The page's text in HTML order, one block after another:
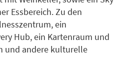
Essbereich. Zu den
ein
Hub, ein Kartenraum und
und andere kulturelle